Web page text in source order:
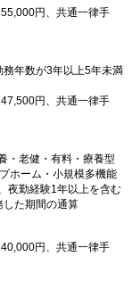
円、共通一律手
年数が3年以上5年未満
円、共通一律手
老健・有料・療養型
ホーム・小規模多機能
夜勤経験1年以上を含む
した期間の通算
円、共通一律手